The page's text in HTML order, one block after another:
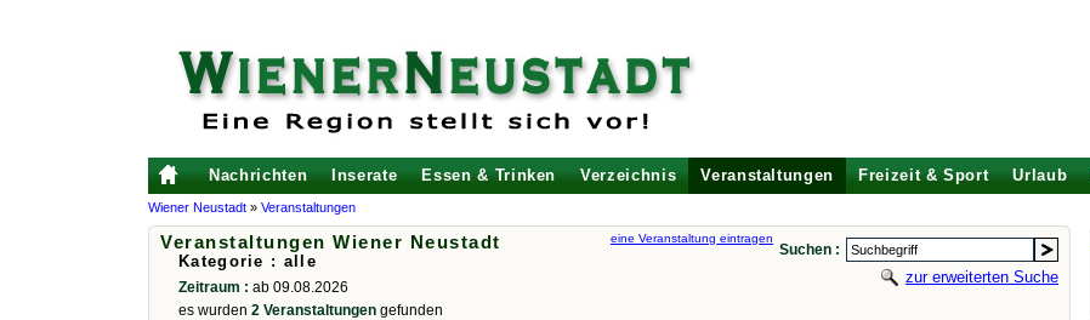
Nachrichten Inserate Essen & Trinken Verzeichnis Veranstaltungen Freizeit & Sport Urlaub
Wiener Neustadt » Veranstaltungen
Veranstaltungen Wiener Neustadt
Kategorie : alle
Zeitraum : ab 09.08.2026
es wurden 2 Veranstaltungen gefunden
Suchen :
zur erweiterten Suche
eine Veranstaltung eintragen